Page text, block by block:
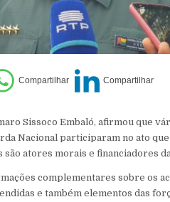
Sissoco Embaló, afirmou que
Nacional participaram no ato
atores morais e financiadores
complementares sobre os
e também elementos das